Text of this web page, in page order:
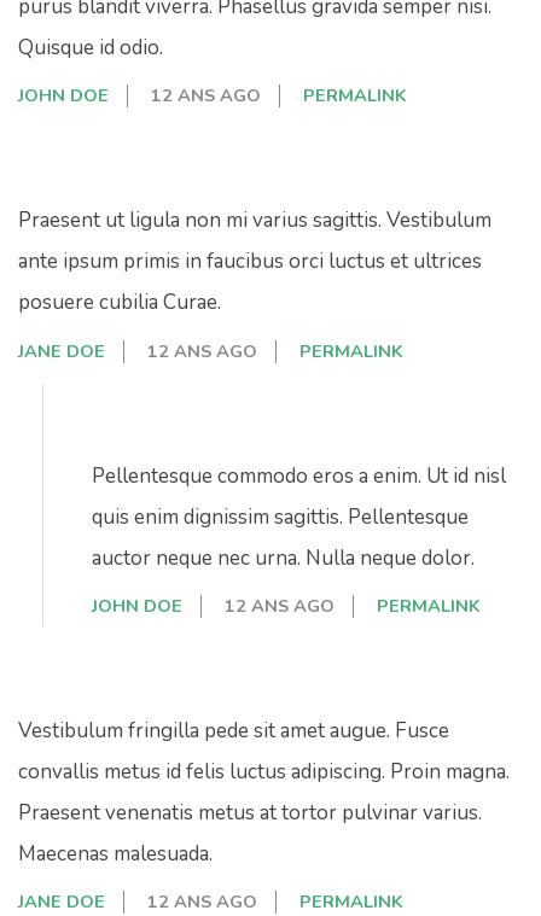
purus blandit viverra. Phasellus gravida semper nisi.
Quisque id odio.
JOHN DOE 12 ANS AGO PERMALINK
Praesent ut ligula non mi varius sagittis. Vestibulum
ante ipsum primis in faucibus orci luctus et ultrices
posuere cubilia Curae.
JANE DOE 12 ANS AGO PERMALINK
Pellentesque commodo eros a enim. Ut id nisl
quis enim dignissim sagittis. Pellentesque
auctor neque nec urna. Nulla neque dolor.
JOHN DOE 12 ANS AGO PERMALINK
Vestibulum fringilla pede sit amet augue. Fusce
convallis metus id felis luctus adipiscing. Proin magna.
Praesent venenatis metus at tortor pulvinar varius.
Maecenas malesuada.
JANE DOE 12 ANS AGO PERMALINK